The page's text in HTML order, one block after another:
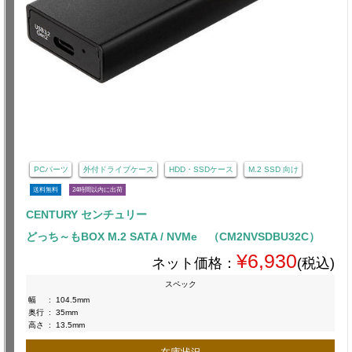
PCパーツ 外付ドライブケース HDD・SSDケース M.2 SSD 向け
送料無料 24時間以内に出荷
CENTURY センチュリー
どっち～もBOX M.2 SATA / NVMe （CM2NVSDBU32C）
ネット価格： ¥6,930(税込)
スペック
幅
:
104.5mm
奥行 :
35mm
高さ
: 13.5mm